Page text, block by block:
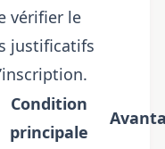
vérifier le
justificatifs
Condition
principale